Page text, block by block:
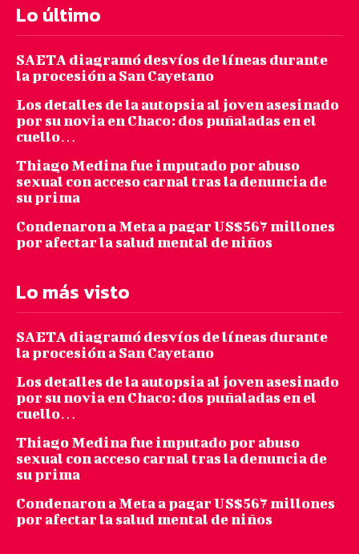
Lo último
SAETA diagramó desvíos de líneas durante
la procesión a San Cayetano
Los detalles de la autopsia al joven asesinado
por su novia en Chaco: dos puñaladas en el
cuello…
Thiago Medina fue imputado por abuso
sexual con acceso carnal tras la denuncia de
su prima
Condenaron a Meta a pagar US$567 millones
por afectar la salud mental de niños
Lo más visto
SAETA diagramó desvíos de líneas durante
la procesión a San Cayetano
Los detalles de la autopsia al joven asesinado
por su novia en Chaco: dos puñaladas en el
cuello…
Thiago Medina fue imputado por abuso
sexual con acceso carnal tras la denuncia de
su prima
Condenaron a Meta a pagar US$567 millones
por afectar la salud mental de niños